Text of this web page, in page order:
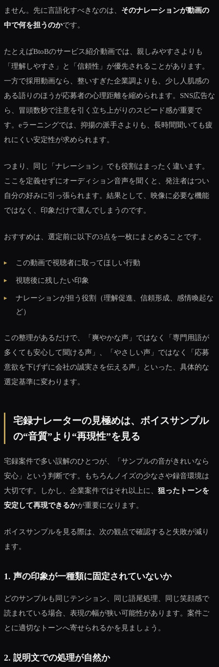
ません。先に言語化すべきなのは、 そのナレーションが動画の
中で何を担うのかです。
たとえばBtoBのサービス紹介動画では、親しみやすさよりも
「理解しやすさ」と「信頼性」が優先されることがあります。
一方で採用動画なら、整いすぎた企業調よりも、少し人肌感の
ある語りのほうが応募者の心理距離を縮められます。SNS広告な
ら、冒頭数秒で注意を引く立ち上がりのスピード感が重要で
す。eラーニングでは、抑揚の派手さよりも、長時間聞いても疲
れにくい安定性が求められます。
つまり、同じ「ナレーション」でも役割はまったく違います。
ここを定義せずにオーディション音声を聞くと、発注者はつい
自分の好みに引っ張られます。結果として、映像に必要な機能
ではなく、印象だけで選んでしまうのです。
おすすめは、選定前に以下の3点を一枚にまとめることです。
この動画で視聴者に取ってほしい行動
視聴後に残したい印象
ナレーションが担う役割（理解促進、信頼形成、感情喚起な
ど）
この整理があるだけで、「爽やかな声」ではなく「専門用語が
多くても安心して聞ける声」、「やさしい声」ではなく「応募
意欲を下げずに会社の誠実さを伝える声」といった、具体的な
選定基準に変わります。
宅録ナレーターの見極めは、ボイスサンプル
の“音質”より“再現性”を見る
宅録案件で多い誤解のひとつが、「サンプルの音がきれいなら
安心」という判断です。もちろんノイズの少なさや録音環境は
大切です。しかし、企業案件ではそれ以上に、 狙ったトーンを
安定して再現できるかが重要になります。
ボイスサンプルを見る際は、次の観点で確認すると失敗が減り
ます。
1. 声の印象が一種類に固定されていないか
どのサンプルも同じテンション、同じ語尾処理、同じ笑顔感で
読まれている場合、表現の幅が狭い可能性があります。案件ご
とに適切なトーンへ寄せられるかを見ましょう。
2. 説明文での処理が自然か